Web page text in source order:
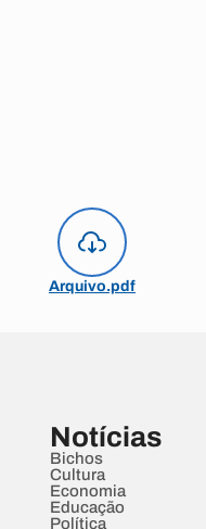
Arquivo.pdf
Notícias
Bichos
Cultura
Economia
Educação
Política